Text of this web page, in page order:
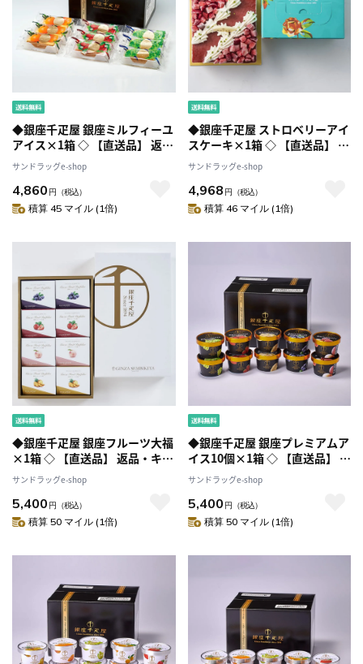
◆銀座千疋屋 銀座ミルフィーユ
アイス×1箱 ◇ 【直送品】 返
品・キャンセル・他商品と同時
購入は不可
サンドラッグe-shop
4,860 円 （税込）
積算 45 マイル (1倍)
◆銀座千疋屋 ストロベリーアイ
スケーキ×1箱 ◇ 【直送品】 返
品・キャンセル・他商品と同時
購入は不可
サンドラッグe-shop
4,968 円 （税込）
積算 46 マイル (1倍)
◆銀座千疋屋 銀座フルーツ大福
×1箱 ◇ 【直送品】 返品・キャ
ンセル・他商品と同時購入は不
可
サンドラッグe-shop
5,400 円 （税込）
積算 50 マイル (1倍)
◆銀座千疋屋 銀座プレミアムア
イス10個×1箱 ◇ 【直送品】 返
品・キャンセル・他商品と同時
購入は不可
サンドラッグe-shop
5,400 円 （税込）
積算 50 マイル (1倍)